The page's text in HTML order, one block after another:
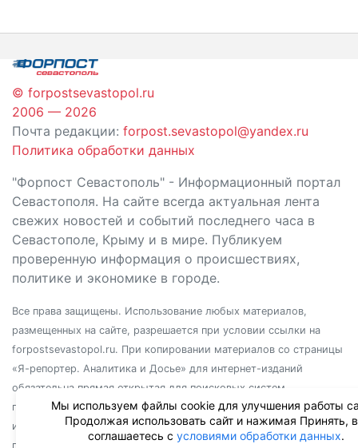
записям
© forpostsevastopol.ru
2006 — 2026
Почта редакции: forpost.sevastopol@yandex.ru
Политика обработки данных
"Форпост Севастополь" - Информационный портал
Севастополя. На сайте всегда актуальная лента
свежих новостей и событий последнего часа в
Севастополе, Крыму и в мире. Публикуем
проверенную информация о происшествиях,
политике и экономике в городе.
Все права защищены. Использование любых материалов,
размещенных на сайте, разрешается при условии ссылки на
forpostsevastopol.ru. При копировании материалов со страницы
«Я-репортер. Аналитика и Досье» для интернет-изданий
обязательна прямая открытая для поисковых систем
гиперссылка. Независимо от полного или частичного
использования материалов, ссылка должна быть размещена в
подзаголовке или первом абзаце материала.
Мы используем файлы cookie для улучшения работы
Продолжая использовать сайт и нажимая Принять,
соглашаетесь с условиями обработки данных.